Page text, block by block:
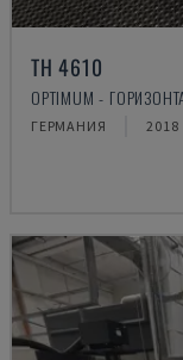
TH 4610
OPTIMUM -
ГЕРМАНИЯ 2018